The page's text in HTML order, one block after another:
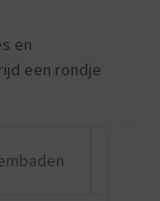
en
een rondje